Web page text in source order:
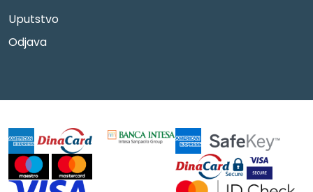
Uputstvo
Odjava